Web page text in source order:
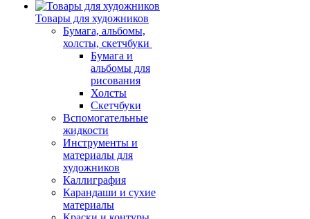
Товары для художников
Бумага, альбомы,
холсты, скетчбуки
Бумага и
альбомы для
рисования
Холсты
Скетчбуки
Вспомогательные
жидкости
Инструменты и
материалы для
художников
Каллиграфия
Карандаши и сухие
материалы